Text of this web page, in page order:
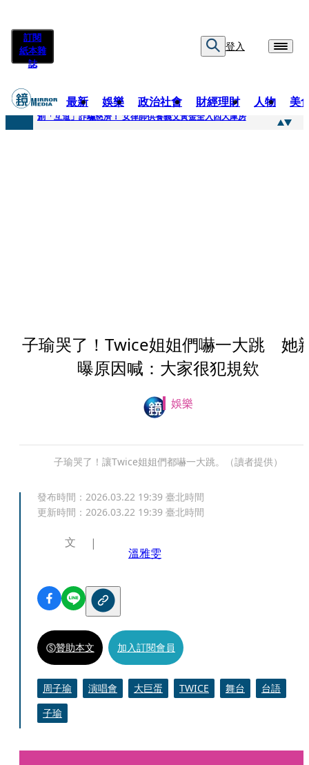
訂閱
紙本雜
誌
登入
最新 娛樂 政治社會 財經理財 人物 美
快訊
創「互道」詐騙慈濟！ 女律師供養義父黃金全入四大庫房
子瑜哭了！Twice姐姐們嚇一大跳 她
曝原因喊：大家很犯規欸
娛樂
子瑜哭了！讓Twice姐姐們都嚇一大跳。（讀者提供）
發布時間： 2026.03.22 19:39 臺北時間
更新時間： 2026.03.22 19:39 臺北時間
文
溫雅雯
贊助本文 加入訂閱會員
周子瑜 演唱會 大巨蛋 TWICE 舞台
台語
子瑜